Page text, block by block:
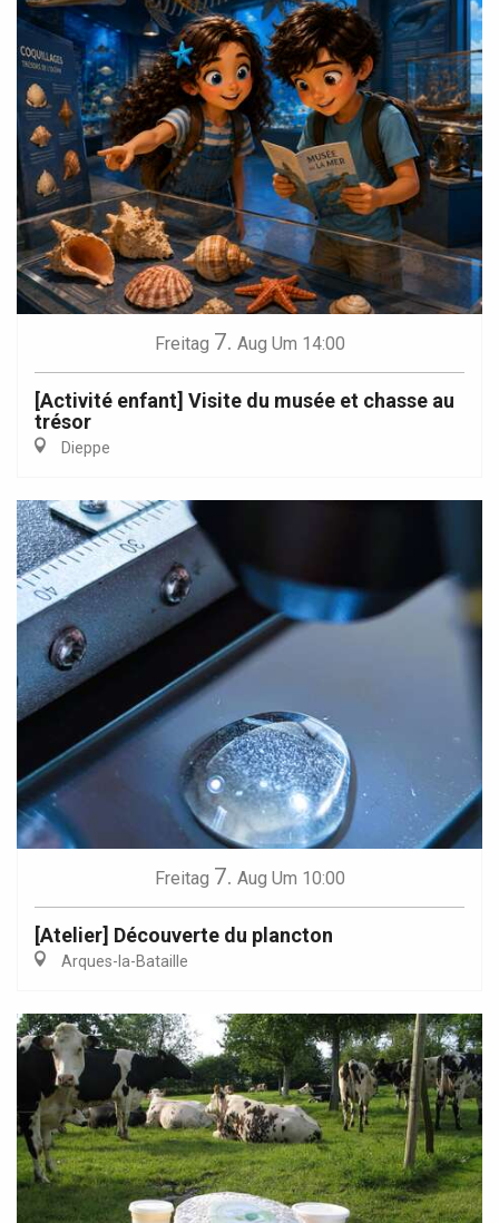
Freitag 7. Aug Um 14:00
[Activité enfant] Visite du musée et chasse au
trésor
Dieppe
Freitag 7. Aug Um 10:00
[Atelier] Découverte du plancton
Arques-la-Bataille